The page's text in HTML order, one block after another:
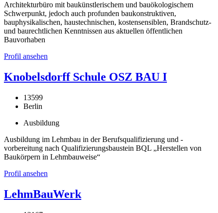
Architekturbüro mit baukünstlerischem und bauökologischem
Schwerpunkt, jedoch auch profunden baukonstruktiven,
bauphysikalischen, haustechnischen, kostensensiblen, Brandschutz-
und baurechtlichen Kenntnissen aus aktuellen öffentlichen
Bauvorhaben
Profil ansehen
Knobelsdorff Schule OSZ BAU I
13599
Berlin
Ausbildung
Ausbildung im Lehmbau in der Berufsqualifizierung und -
vorbereitung nach Qualifizierungsbaustein BQL „Herstellen von
Baukörpern in Lehmbauweise“
Profil ansehen
LehmBauWerk